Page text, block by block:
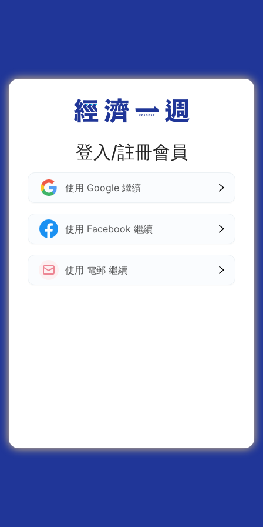
登入/註冊會員
使用 Google 繼續
使用 Facebook 繼續
使用 電郵 繼續